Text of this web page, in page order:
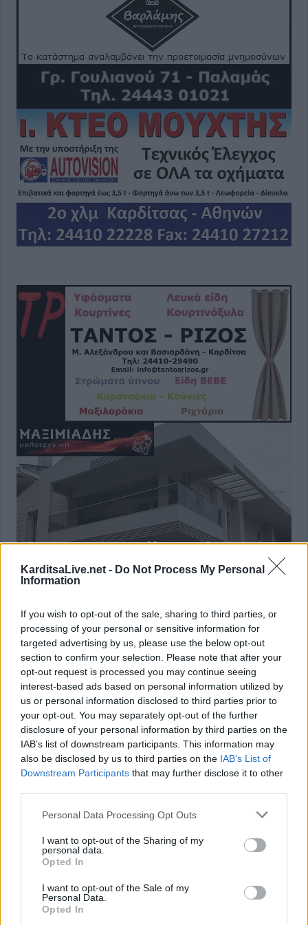
KarditsaLive.net - Do Not Process My Personal
Information
If you wish to opt-out of the sale, sharing to third parties, or
processing of your personal or sensitive information for
targeted advertising by us, please use the below opt-out
section to confirm your selection. Please note that after your
opt-out request is processed you may continue seeing
interest-based ads based on personal information utilized by
us or personal information disclosed to third parties prior to
your opt-out. You may separately opt-out of the further
disclosure of your personal information by third parties on the
IAB’s list of downstream participants. This information may
also be disclosed by us to third parties on the IAB’s List of
Downstream Participants that may further disclose it to other
Personal Data Processing Opt Outs
I want to opt-out of the Sharing of my
personal data.
Opted In
I want to opt-out of the Sale of my
Personal Data.
Opted In
Τελευταία τροποποίηση στις26 Ιουνίου 2026, 17:48
Κοινοποιήστε αυτό το άρθρο